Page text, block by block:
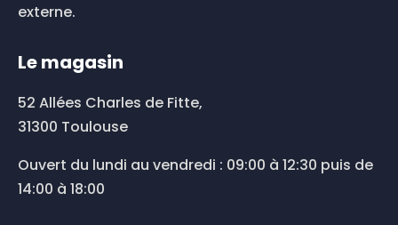
externe.
Le magasin
52 Allées Charles de Fitte,
31300 Toulouse
Ouvert du lundi au vendredi : 09:00 à 12:30 puis de
14:00 à 18:00